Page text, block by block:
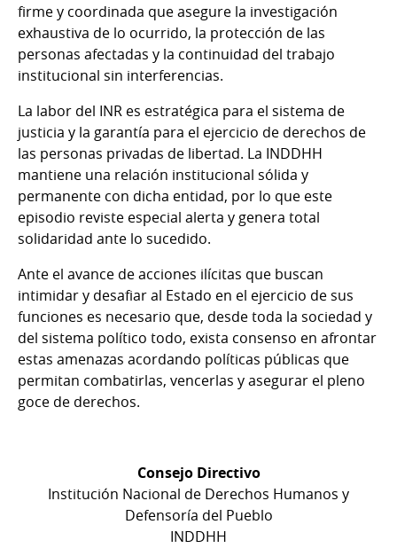
firme y coordinada que asegure la investigación
exhaustiva de lo ocurrido, la protección de las
personas afectadas y la continuidad del trabajo
institucional sin interferencias.
La labor del INR es estratégica para el sistema de
justicia y la garantía para el ejercicio de derechos de
las personas privadas de libertad. La INDDHH
mantiene una relación institucional sólida y
permanente con dicha entidad, por lo que este
episodio reviste especial alerta y genera total
solidaridad ante lo sucedido.
Ante el avance de acciones ilícitas que buscan
intimidar y desafiar al Estado en el ejercicio de sus
funciones es necesario que, desde toda la sociedad y
del sistema político todo, exista consenso en afrontar
estas amenazas acordando políticas públicas que
permitan combatirlas, vencerlas y asegurar el pleno
goce de derechos.
Consejo Directivo
Institución Nacional de Derechos Humanos y
Defensoría del Pueblo
INDDHH